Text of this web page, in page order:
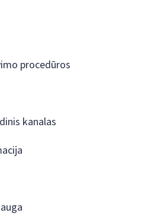
procedūros
kanalas